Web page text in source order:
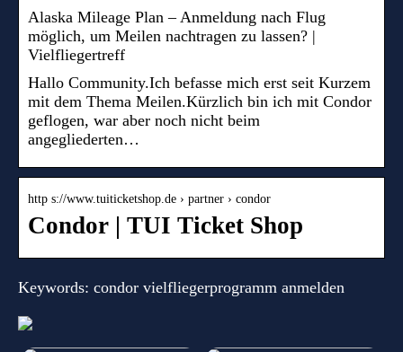
Alaska Mileage Plan – Anmeldung nach Flug
möglich, um Meilen nachtragen zu lassen? |
Vielfliegertreff
Hallo Community.Ich befasse mich erst seit Kurzem
mit dem Thema Meilen.Kürzlich bin ich mit Condor
geflogen, war aber noch nicht beim
angegliederten…
http s://www.tuiticketshop.de › partner › condor
Condor | TUI Ticket Shop
Keywords: condor vielfliegerprogramm anmelden